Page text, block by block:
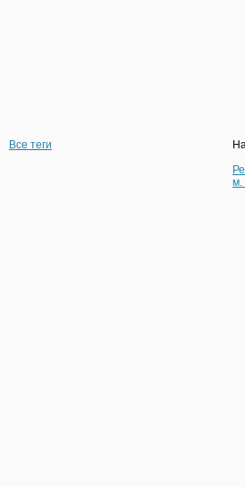
Все теги
м.